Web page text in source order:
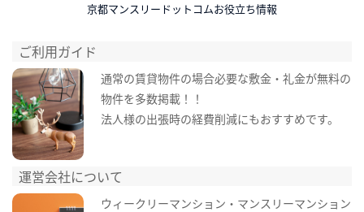
京都マンスリードットコムお役立ち情報
ご利用ガイド
通常の賃貸物件の場合必要な敷金・礼金が無料の
物件を多数掲載！！
法人様の出張時の経費削減にもおすすめです。
運営会社について
ウィークリーマンション・マンスリーマンション